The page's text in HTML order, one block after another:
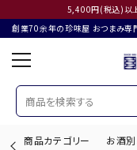
5,400円(税込)以
創業70余年の珍味屋 おつまみ専
商品カテゴリー お酒